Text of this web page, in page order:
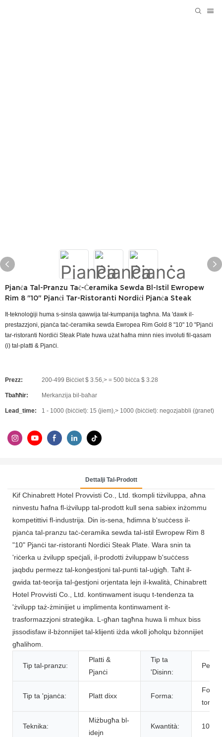
Pjanċa Tal-Pranzu Taċ-Ċeramika Sewda Bl-Istil Ewropew
Rim 8 "10" Pjanċi Tar-Ristoranti Nordiċi Pjanċa Steak
It-teknoloġiji huma s-sinsla qawwija tal-kumpanija tagħna. Ma 'dawk il-
prestazzjoni, pjanċa taċ-ċeramika sewda Ewropea Rim Gold 8 "10" 10 "Pjanċi
tar-ristoranti Nordiċi Steak Plate huwa użat ħafna minn nies involuti fil-qasam
(i) tal-platti & Pjanċi.
Prezz: 200-499 Biċċiet $ 3.56,> = 500 biċċa $ 3.28
Tbaħħir: Merkanzija bil-baħar
Lead_time: 1 - 1000 (biċċiet): 15 (jiem),> 1000 (biċċiet): negozjabbli (ġranet)
Dettalji Tal-Prodott
Kif Chinabrett Hotel Provvisti Co., Ltd. tkompli tiżviluppa, aħna
ninvestu ħafna fl-iżvilupp tal-prodott kull sena sabiex inżommu
kompetittivi fl-industrija. Din is-sena, ħdimna b'suċċess il-
pjanċa tal-pranzu taċ-ċeramika sewda tal-istil Ewropew Rim 8
"10" Pjanċi tar-ristoranti Nordiċi Steak Plate. Wara snin ta
'riċerka u żvilupp speċjali, il-prodotti żviluppaw b'suċċess
jaqbdu permezz tal-konġestjoni tal-punti tal-uġigħ. Taħt il-
gwida tat-teorija tal-ġestjoni orjentata lejn il-kwalità, Chinabrett
Hotel Provvisti Co., Ltd. kontinwament isuqu t-tendenza ta
'żvilupp taż-żminijiet u implimenta kontinwament it-
trasformazzjoni strateġika. L-għan tagħna huwa li mhux biss
jissodisfaw il-bżonnijiet tal-klijenti iżda wkoll joħolqu bżonnijiet
għalihom.
Tip tal-pranzu:
Platti &
Pjanċi
Tip ta
'Disinn:
Tip ta 'pjanċa: Platt dixx Forma:
Forma
Teknika:
Miżbugħa bl-
idejn
Kwantità: 10>